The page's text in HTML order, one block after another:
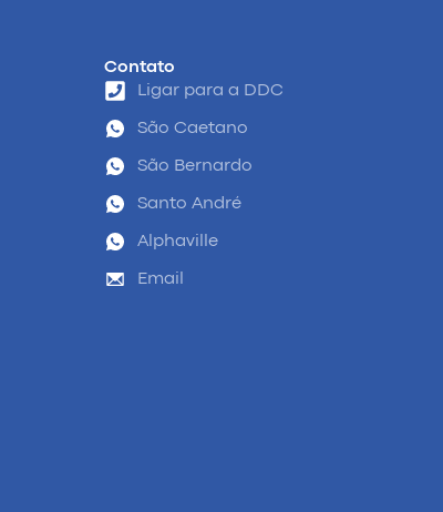
Contato
Ligar para a DDC
São Caetano
São Bernardo
Santo André
Alphaville
Email